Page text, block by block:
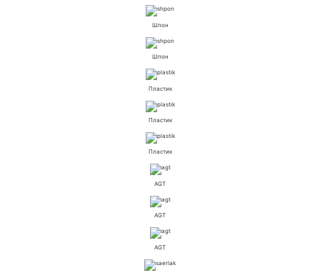
Шпон
Шпон
Пластик
Пластик
Пластик
AGT
AGT
AGT